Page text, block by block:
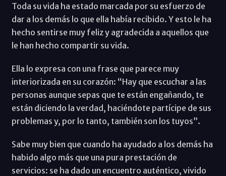
Toda su vida ha estado marcada por su esfuerzo de
dar a los demás lo que ella había recibido. Y esto le ha
hecho sentirse muy feliz y agradecida a aquellos que
le han hecho compartir su vida.
Ella lo expresa con una frase que parece muy
interiorizada en su corazón: “Hay que escuchar a las
personas aunque sepas que te están engañando, te
están diciendo la verdad, haciéndote partícipe de sus
problemas y, por lo tanto, también son los tuyos”.
Sabe muy bien que cuando ha ayudado a los demás ha
habido algo más que una pura prestación de
servicios: se ha dado un encuentro auténtico, vivido